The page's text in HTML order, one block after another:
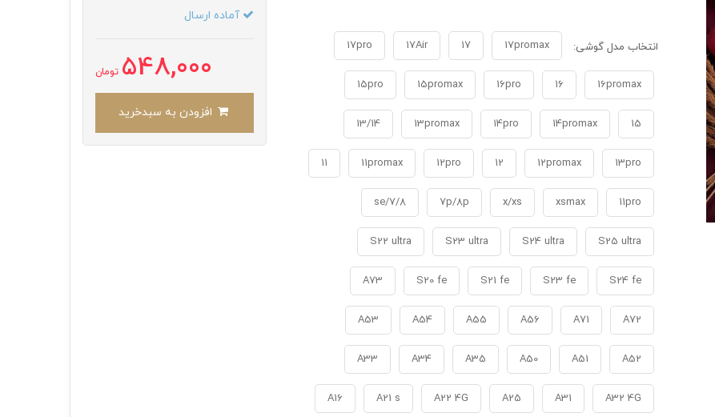
انتخاب مدل گوشی: 17promax
17
17Air
17pro
16promax
16
16pro
15promax
15pro
15
14promax
14pro
13promax
13/14
13pro
12promax
12
12pro
11promax
11
11pro
xsmax
x/xs
7p/8p
7/8/se
S25 ultra
S24 ultra
S23 ultra
S22 ultra
S24 fe
S23 fe
S21 fe
S20 fe
A73
A72
A71
A56
A55
A54
A53
A52
A51
A50
A35
A34
A33
A32 4G
A31
A25
A22 4G
A21 s
A16
آماده ارسال
548,000 تومان